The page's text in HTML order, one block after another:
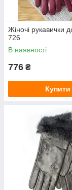
Жіночі рукавички
726
В наявності
776 ₴
Купити